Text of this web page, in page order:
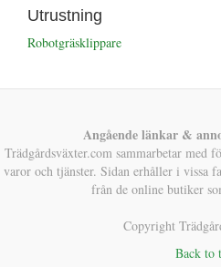
Utrustning
Robotgräsklippare
Angående länkar &
Trädgårdsväxter.com sammarbetar med
varor och tjänster. Sidan erhåller i vissa
från de online butiker
Copyright
Back to